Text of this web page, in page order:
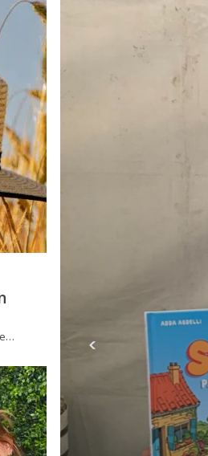
Affaires sensibles